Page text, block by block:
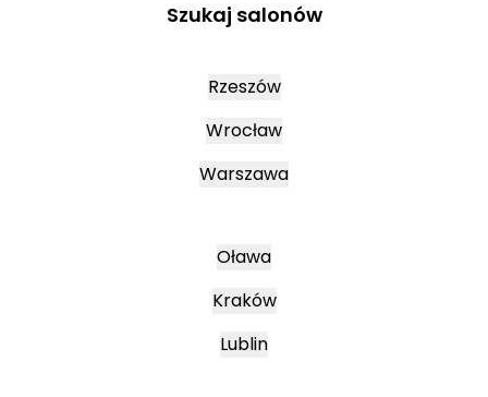
Szukaj salonów
Rzeszów
Wrocław
Warszawa
Oława
Kraków
Lublin